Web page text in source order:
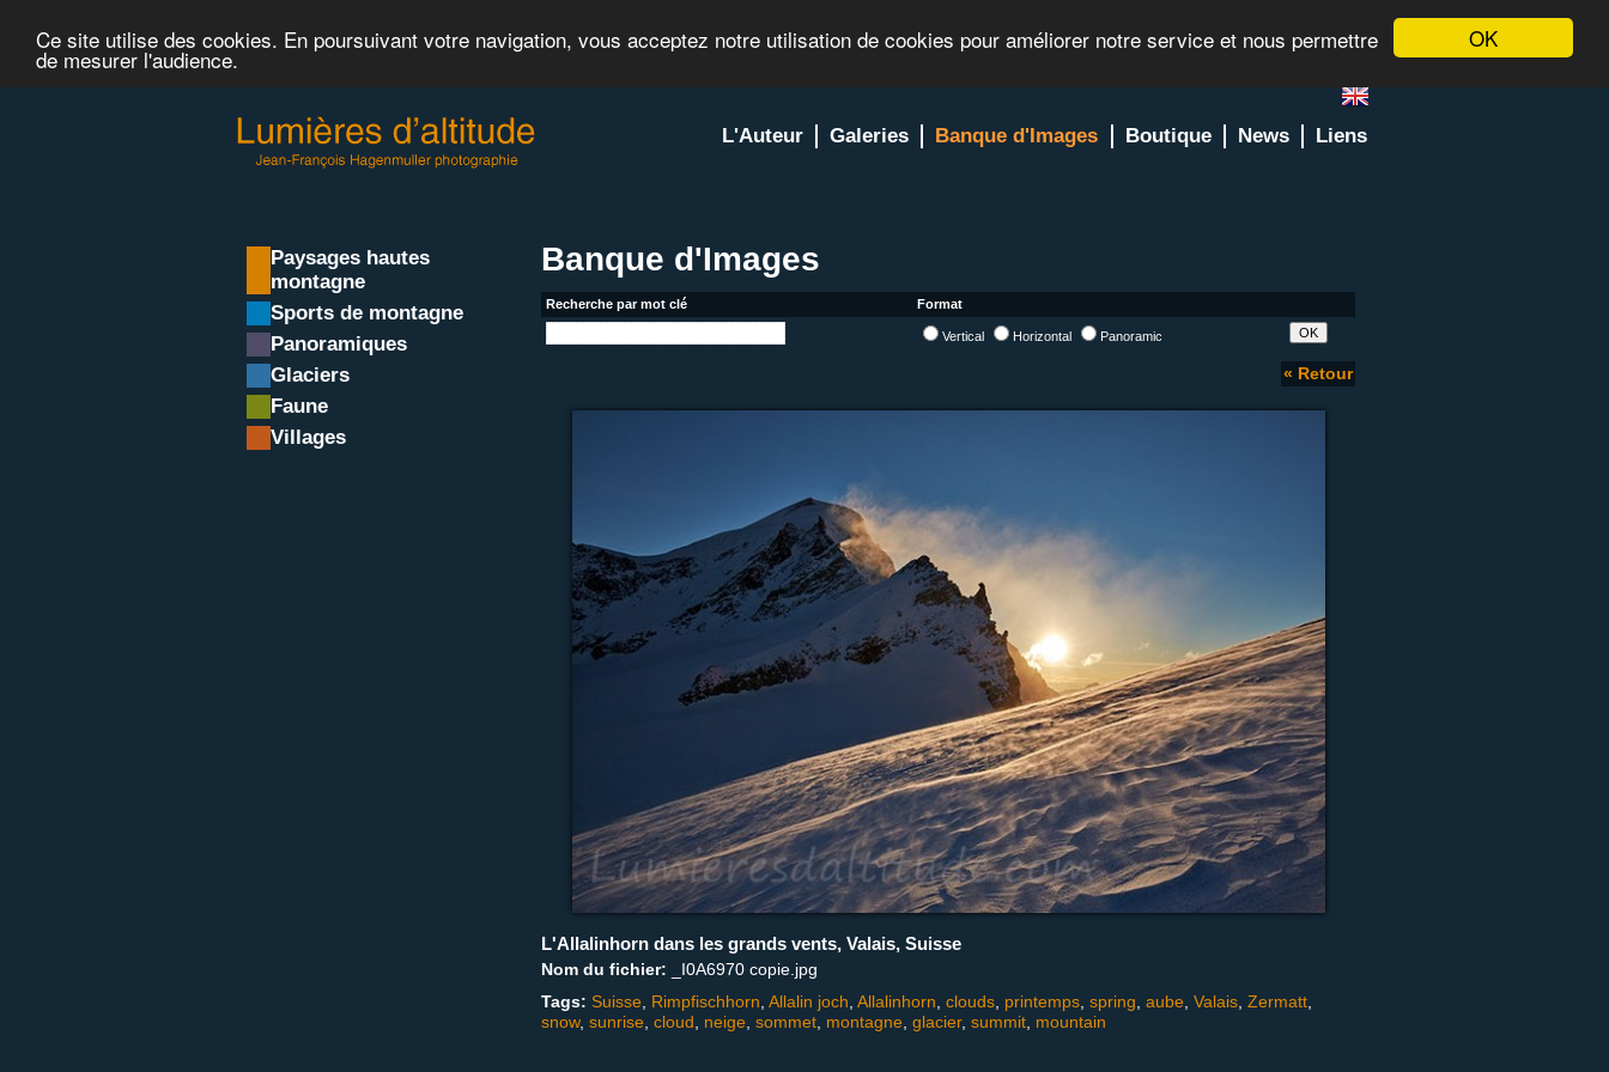
OK
Ce site utilise des cookies. En poursuivant votre navigation, vous acceptez notre utilisation de cookies pour améliorer notre service et nous permettre
de mesurer l'audience.
L'Auteur Galeries Banque d'Images Boutique News Liens
Paysages hautes
montagne
Sports de montagne
Panoramiques
Glaciers
Faune
Villages
Banque d'Images
Recherche par mot clé Format
Vertical Horizontal Panoramic
« Retour
L'Allalinhorn dans les grands vents, Valais, Suisse
Nom du fichier: _I0A6970 copie.jpg
Tags: Suisse Rimpfischhorn Allalin joch Allalinhorn clouds printemps spring aube Valais Zermatt
snow, sunrise cloud neige sommet montagne glacier, summit mountain